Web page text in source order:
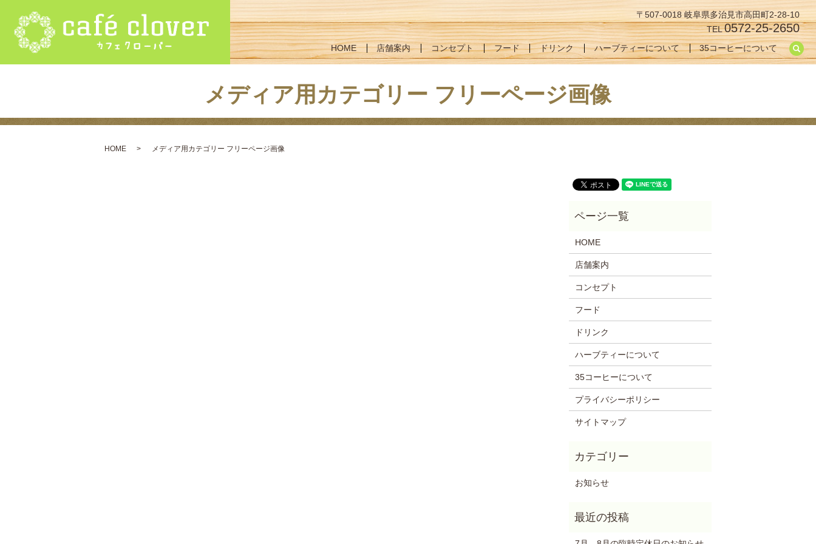
〒507-0018 岐阜県多治見市高田町2-28-10
TEL0572-25-2650
HOME 店舗案内 コンセプト フード ドリンク ハーブティーについて 35コーヒーについて
メディア用カテゴリー フリーページ画像
HOME メディア用カテゴリー フリーページ画像
HOME
店舗案内
コンセプト
フード
ドリンク
ハーブティーについて
35コーヒーについて
プライバシーポリシー
サイトマップ
お知らせ